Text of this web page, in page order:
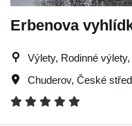
Erbenova
Výlety, Rodinné
Chuderov, České